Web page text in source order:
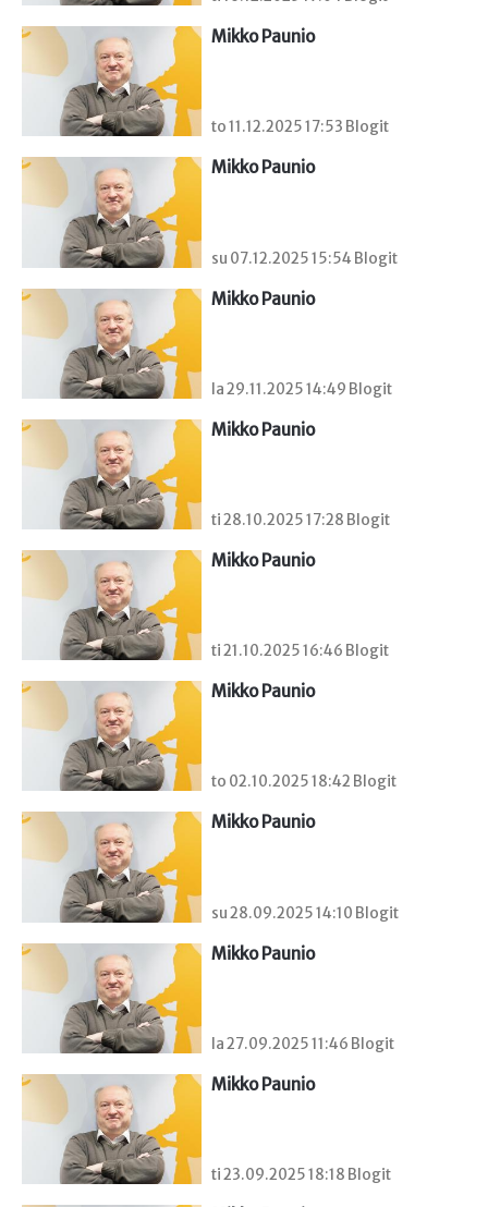
Mikko Paunio
to 11.12.2025 17:53 Blogit
Mikko Paunio
su 07.12.2025 15:54 Blogit
Mikko Paunio
la 29.11.2025 14:49 Blogit
Mikko Paunio
ti 28.10.2025 17:28 Blogit
Mikko Paunio
ti 21.10.2025 16:46 Blogit
Mikko Paunio
to 02.10.2025 18:42 Blogit
Mikko Paunio
su 28.09.2025 14:10 Blogit
Mikko Paunio
la 27.09.2025 11:46 Blogit
Mikko Paunio
ti 23.09.2025 18:18 Blogit